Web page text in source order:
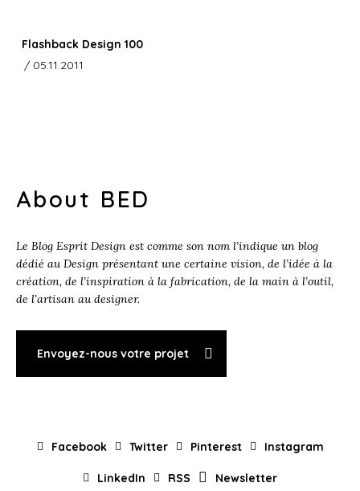
Flashback Design 100
/ 05.11.2011
About BED
Le Blog Esprit Design est comme son nom l’indique un blog
dédié au Design présentant une certaine vision, de l’idée à la
création, de l’inspiration à la fabrication, de la main à l’outil,
de l’artisan au designer.
Envoyez-nous votre projet
Facebook Twitter Pinterest Instagram
LinkedIn RSS Newsletter